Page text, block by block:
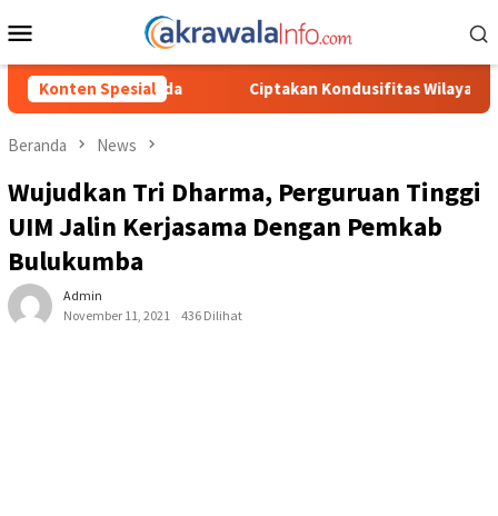
ke
Mobile
Konten Spesial
Ciptakan Kondusifitas Wilayah, Sat Samapta Polres Toraja Utara
Beranda News
Wujudkan Tri Dharma, Perguruan Tinggi
UIM Jalin Kerjasama Dengan Pemkab
Bulukumba
Admin
November 11, 2021
436 Dilihat